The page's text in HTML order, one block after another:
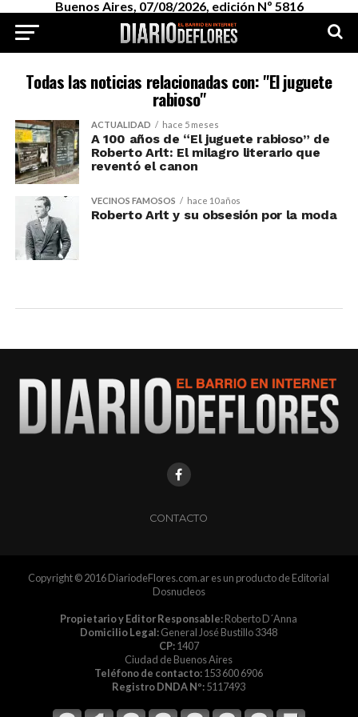
Buenos Aires, 07/08/2026, edición Nº 5816
Todas las noticias relacionadas con: "El juguete
rabioso"
ACTUALIDAD hace 5 meses
A 100 años de “El juguete rabioso” de
Roberto Arlt: El milagro literario que
reventó el canon
VECINOS FAMOSOS hace 10 años
Roberto Arlt y su obsesión por la moda
CONTACTO
Copyright © 2016 DiariodeFlores.com.ar es un producto de Editorial
Dosnucleos
Propietario y Editor Responsable:Roberto D´Anna
Domicilio Legal:General José Bustillo 3348
CP:1407
Ciudad de Buenos Aires
Teléfono de contacto:153 600 6906
Registro DNDA Nº:5117493